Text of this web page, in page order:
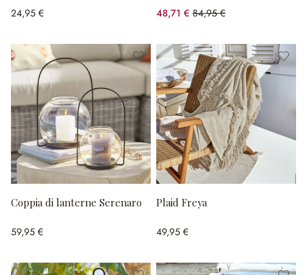
24,95 € 48,71 € 84,95 €
(risparmio 42.66%)
Coppia di lanterne Serenaro
59,95 €
Plaid Freya
49,95 €